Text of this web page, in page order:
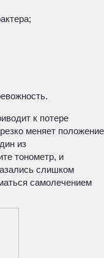
к потере
меняет положение
из
тонометр, и
слишком
самолечением